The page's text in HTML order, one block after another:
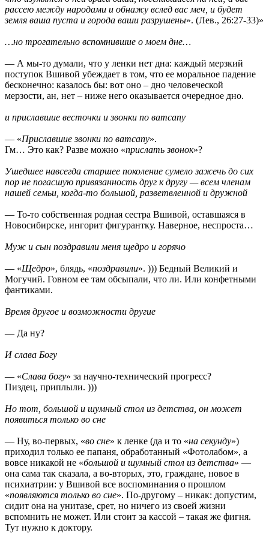
рассею между народами и обнажу вслед вас меч, и будет
земля ваша пуста и города ваши разрушены». (Лев., 26:27-33)»
…но трогательно вспомнившие о моем дне…
— А мы-то думали, что у ленки нет дна: каждый мерзкий
поступок Вшивой убеждает в том, что ее моральное падение
бесконечно: казалось бы: вот оно – дно человеческой
мерзости, ан, нет – ниже него оказывается очередное дно.
и приславшие весточки и звонки по ватсапу
— «Приславшие звонки по ватсапу».
Гм… Это как? Разве можно «прислать звонок»?
Ушедшее навсегда старшее поколение сумело зажечь до сих
пор не погасшую привязанность друг к другу — всем членам
нашей семьи, когда-то большой, разветвленной и дружной
— То-то собственная родная сестра Вшивой, оставшаяся в
Новосибирске, ингорит фигурантку. Наверное, неспроста…
Муж и сын поздравили меня щедро и горячо
— «Щедро», блядь, «поздравили». ))) Бедный Великий и
Могучий. Говном ее там обсыпали, что ли. Или конфетными
фантиками.
Время другое и возможности другие
— Да ну?
И слава Богу
— «Слава богу» за научно-технический прогресс?
Пиздец, приплыли. )))
Но тот, большой и шумный стол из детства, он может
появиться только во сне
— Ну, во-первых, «во сне» к ленке (да и то «на секунду»)
приходил только ее папаня, обработанный «Фотолабом», а
вовсе никакой не «большой и шумный стол из детства» —
она сама так сказала, а во-вторых, это, граждане, новое в
психиатрии: у Вшивой все воспоминания о прошлом
«появляются только во сне». По-другому – никак: допустим,
сидит она на унитазе, срет, но ничего из своей жизни
вспомнить не может. Или стоит за кассой – такая же фигня.
Тут нужно к доктору.